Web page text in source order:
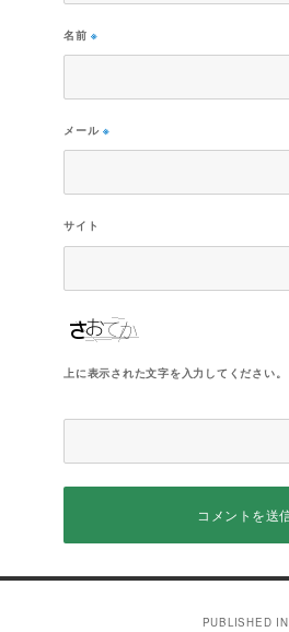
名前※
メール※
サイト
上に表示された文字を入力してください。
PUBLISHED IN